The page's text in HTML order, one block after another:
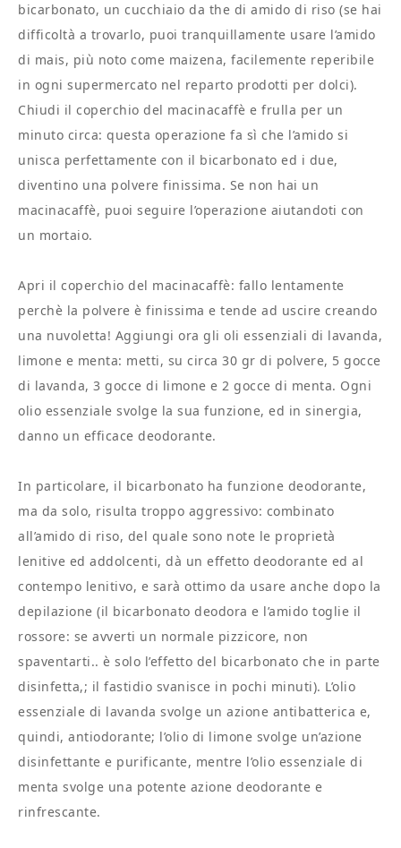
bicarbonato, un cucchiaio da the di amido di riso (se hai
difficoltà a trovarlo, puoi tranquillamente usare l’amido
di mais, più noto come maizena, facilemente reperibile
in ogni supermercato nel reparto prodotti per dolci).
Chiudi il coperchio del macinacaffè e frulla per un
minuto circa: questa operazione fa sì che l’amido si
unisca perfettamente con il bicarbonato ed i due,
diventino una polvere finissima. Se non hai un
macinacaffè, puoi seguire l’operazione aiutandoti con
un mortaio.
Apri il coperchio del macinacaffè: fallo lentamente
perchè la polvere è finissima e tende ad uscire creando
una nuvoletta! Aggiungi ora gli oli essenziali di lavanda,
limone e menta: metti, su circa 30 gr di polvere, 5 gocce
di lavanda, 3 gocce di limone e 2 gocce di menta. Ogni
olio essenziale svolge la sua funzione, ed in sinergia,
danno un efficace deodorante.
In particolare, il bicarbonato ha funzione deodorante,
ma da solo, risulta troppo aggressivo: combinato
all’amido di riso, del quale sono note le proprietà
lenitive ed addolcenti, dà un effetto deodorante ed al
contempo lenitivo, e sarà ottimo da usare anche dopo la
depilazione (il bicarbonato deodora e l’amido toglie il
rossore: se avverti un normale pizzicore, non
spaventarti.. è solo l’effetto del bicarbonato che in parte
disinfetta,; il fastidio svanisce in pochi minuti). L’olio
essenziale di lavanda svolge un azione antibatterica e,
quindi, antiodorante; l’olio di limone svolge un’azione
disinfettante e purificante, mentre l’olio essenziale di
menta svolge una potente azione deodorante e
rinfrescante.